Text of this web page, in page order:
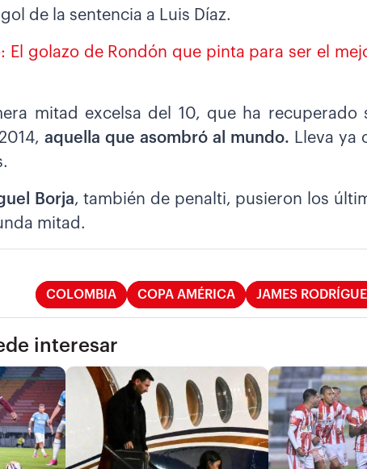
de la sentencia a Luis Díaz.
El golazo de Rondón que pinta para ser el
mitad excelsa del 10, que ha recuperado
aquella que asombró al mundo. Lleva ya
Borja, también de penalti, pusieron los
mitad.
COLOMBIA COPA AMÉRICA JAMES
interesar